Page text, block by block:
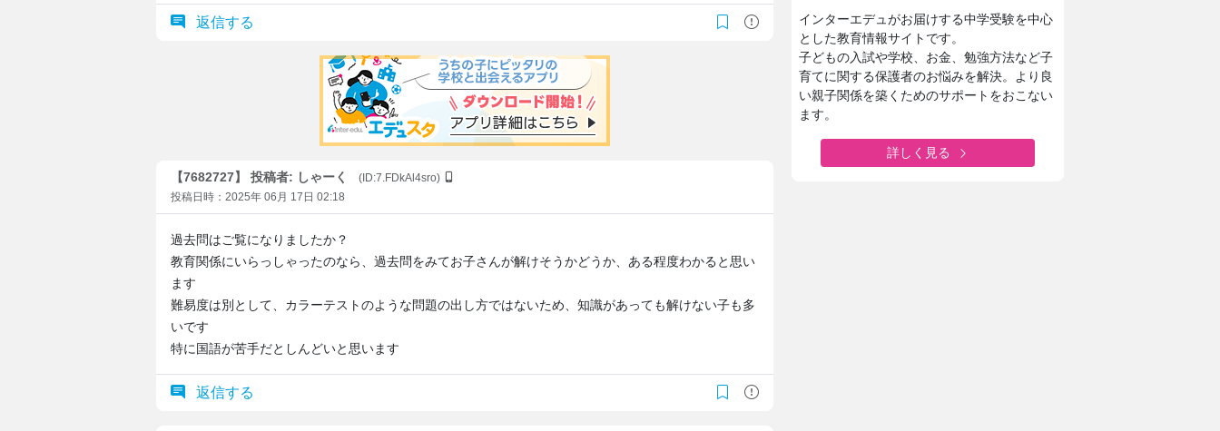
返信する
【7682727】 投稿者: しゃーく
(ID:7.FDkAl4sro)
投稿日時：2025年 06月 17日 02:18
過去問はご覧になりましたか？
教育関係にいらっしゃったのなら、過去問をみてお子さんが解けそうかどうか、ある程度わかると思い
ます
難易度は別として、カラーテストのような問題の出し方ではないため、知識があっても解けない子も多
いです
特に国語が苦手だとしんどいと思います
返信する
インターエデュがお届けする中学受験を中心
とした教育情報サイトです。
子どもの入試や学校、お金、勉強方法など子
育てに関する保護者のお悩みを解決。より良
い親子関係を築くためのサポートをおこない
ます。
詳しく見る